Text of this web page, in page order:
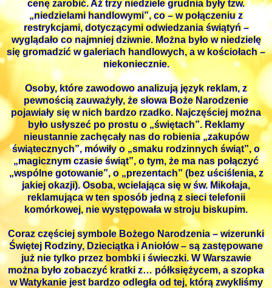
cenę zarobić. Aż trzy niedziele grudnia były tzw.
„niedzielami handlowymi”, co – w połączeniu z
restrykcjami, dotyczącymi odwiedzania świątyń –
wyglądało co najmniej dziwnie. Można było w niedzielę
się gromadzić w galeriach handlowych, a w kościołach –
niekoniecznie.
Osoby, które zawodowo analizują język reklam, z
pewnością zauważyły, że słowa Boże Narodzenie
pojawiały się w nich bardzo rzadko. Najczęściej można
było usłyszeć po prostu o „świętach”. Reklamy
nieustannie zachęcały nas do robienia „zakupów
świątecznych”, mówiły o „smaku rodzinnych świąt”, o
„magicznym czasie świąt”, o tym, że ma nas połączyć
„wspólne gotowanie”, o „prezentach” (bez uściślenia, z
jakiej okazji). Osoba, wcielająca się w św. Mikołaja,
reklamująca w ten sposób jedną z sieci telefonii
komórkowej, nie występowała w stroju biskupim.
Coraz częściej symbole Bożego Narodzenia – wizerunki
Świętej Rodziny, Dzieciątka i Aniołów – są zastępowane
już nie tylko przez bombki i świeczki. W Warszawie
można było zobaczyć kratki z… półksiężycem, a szopka
w Watykanie jest bardzo odległa od tej, którą zwykliśmy